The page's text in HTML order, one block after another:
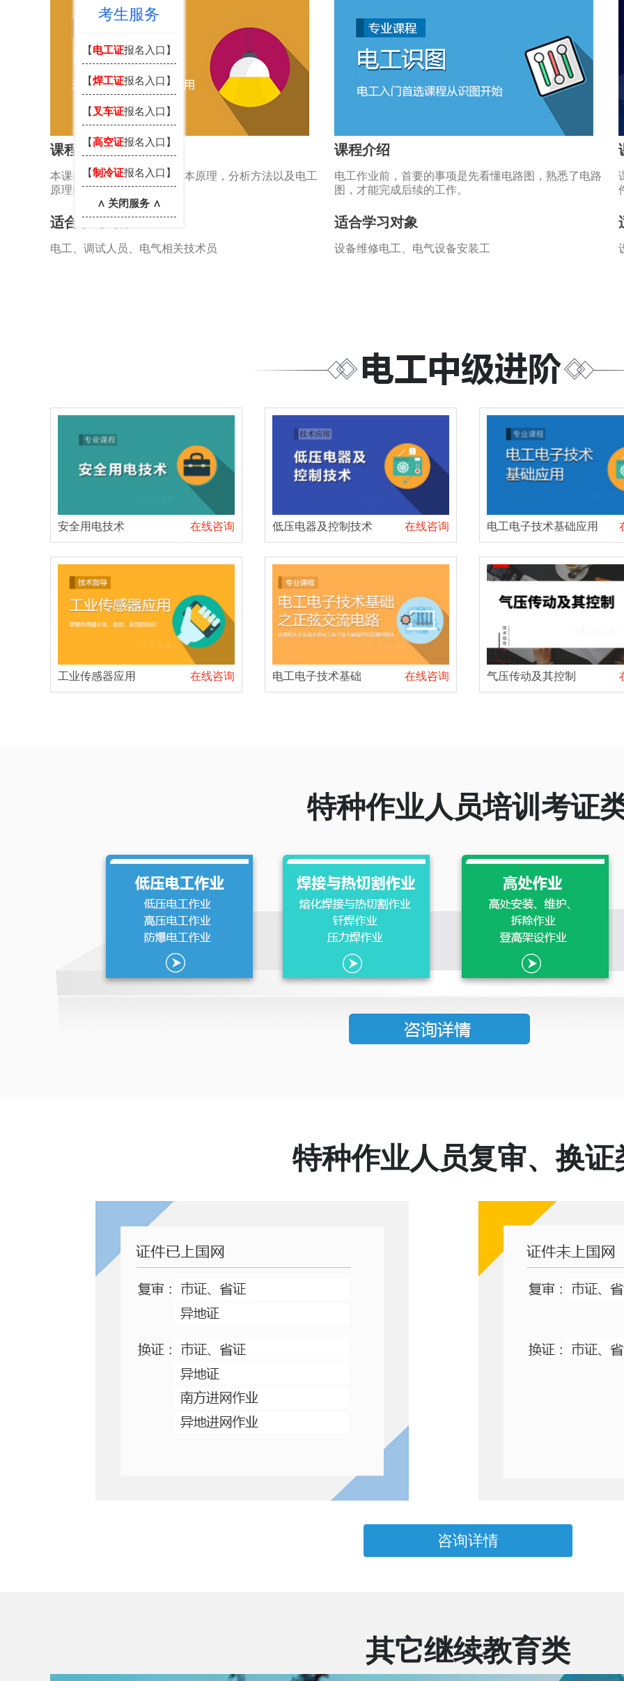
课程介绍
本课程主要讲解了电路的基本原理，分析方法以及电工
原理问题的基本思路。
适合学习对象
电工、调试人员、电气相关技术员
课程介绍
电工作业前，首要的事项是先看懂电路图，熟悉了电路
图，才能完成后续的工作。
适合学习对象
设备维修电工、电气设备安装工
安全用电技术 在线咨询 低压电器及控制技术 在线咨询 电工电子技术基础应用
工业传感器应用 在线咨询 电工电子技术基础 在线咨询 气压传动及其控制
特种作业人员培训考证
特种作业人员复审、换证
咨询详情
其它继续教育类
考生服务
【 电工证报名入口】
【焊工证报名入口】
【 叉车证报名入口】
【高空证报名入口】
【制冷证报名入口】
∧ 关闭服务 ∧